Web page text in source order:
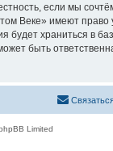
если мы
Веке» имеют
храниться в
быть
Limited